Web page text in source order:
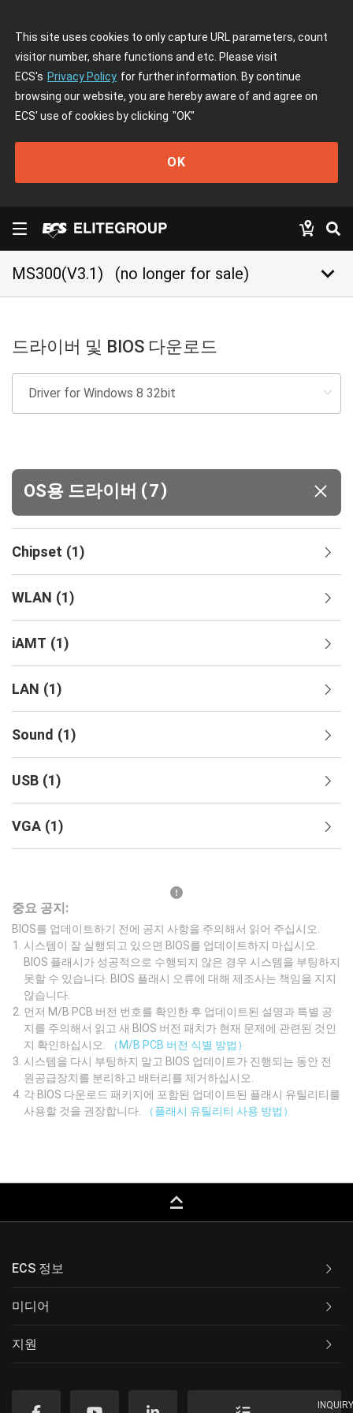
This site uses cookies to only capture URL parameters, count
visitor number, share functions and etc. Please visit
ECS's Privacy Policy for further information. By continue
browsing our website, you are hereby aware of and agree on
ECS' use of cookies by clicking "OK"
OK
MS300(V3.1) (no longer for sale) keyboard_arrow_down
드라이버 및 BIOS 다운로드
OS용 드라이버 (7)
Chipset (1)
WLAN (1)
iAMT (1)
LAN (1)
Sound (1)
USB (1)
VGA (1)
중요 공지:
BIOS를 업데이트하기 전에 공지 사항을 주의해서 읽어 주십시오.
시스템이 잘 실행되고 있으면 BIOS를 업데이트하지 마십시오.
BIOS 플래시가 성공적으로 수행되지 않은 경우 시스템을 부팅하지
못할 수 있습니다. BIOS 플래시 오류에 대해 제조사는 책임을 지지
않습니다.
먼저 M/B PCB 버전 번호를 확인한 후 업데이트된 설명과 특별 공
지를 주의해서 읽고 새 BIOS 버전 패치가 현재 문제에 관련된 것인
지 확인하십시오.
（M/B PCB 버전 식별 방법）
시스템을 다시 부팅하지 말고 BIOS 업데이트가 진행되는 동안 전
원공급장치를 분리하고 배터리를 제거하십시오.
각 BIOS 다운로드 패키지에 포함된 업데이트된 플래시 유틸리티를
사용할 것을 권장합니다.
（플래시 유틸리티 사용 방법）
keyboard_capslock
ECS 정보
미디어
지원